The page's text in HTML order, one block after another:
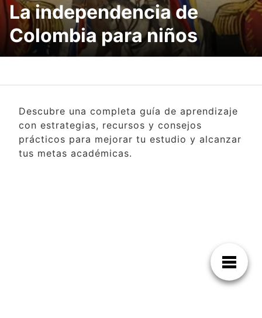
La independencia de
Colombia para niños
Descubre una completa guía de aprendizaje
con estrategias, recursos y consejos
prácticos para mejorar tu estudio y alcanzar
tus metas académicas.